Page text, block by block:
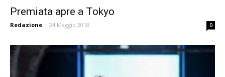
Premiata apre a Tokyo
Redazione - 24 Maggio 2018 0